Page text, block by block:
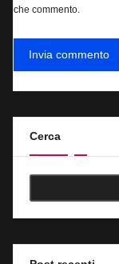
che commento.
Cerca